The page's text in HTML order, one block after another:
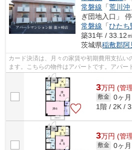
常磐線 「荒川沖
ぎ団地入口」
常磐線 「ひたち
築31年 / 33.12
茨城県稲敷郡阿
カード決済は、月々の家賃や初期費用支払い
ます。こちらの物件はアパートです。アパ
は、様々なニーズに合った物件を豊富に...
3万円 (管
敷金 0ヶ月
1階 / 2K /
3万円 (管
敷金 0ヶ月